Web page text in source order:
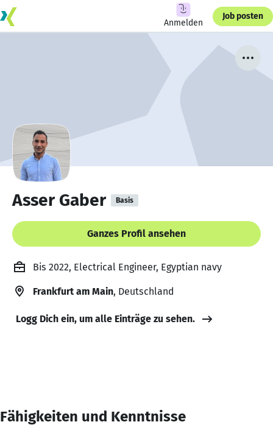
Anmelden
Job posten
Asser Gaber Basis
Ganzes Profil ansehen
Bis 2022, Electrical Engineer, Egyptian navy
Frankfurt am Main, Deutschland
Logg Dich ein, um alle Einträge zu sehen.
Fähigkeiten und Kenntnisse